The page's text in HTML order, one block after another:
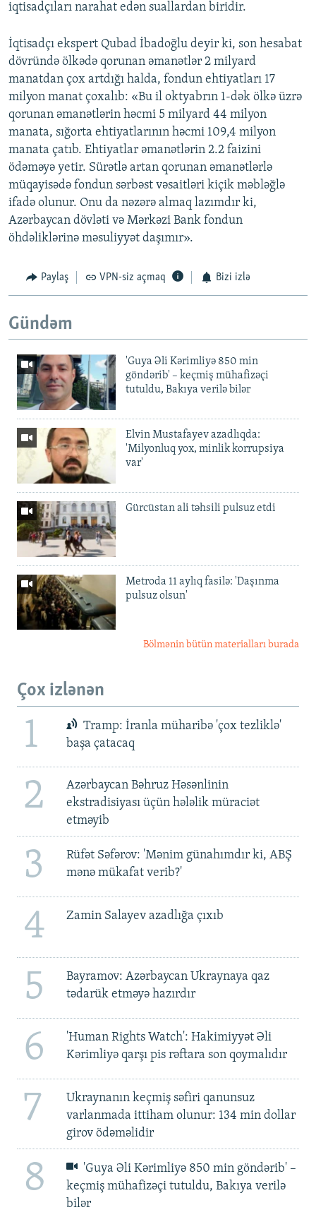
iqtisadçıları narahat edən suallardan biridir.
İqtisadçı ekspert Qubad İbadoğlu deyir ki, son hesabat
dövründə ölkədə qorunan əmanətlər 2 milyard
manatdan çox artdığı halda, fondun ehtiyatları 17
milyon manat çoxalıb: «Bu il oktyabrın 1-dək ölkə üzrə
qorunan əmanətlərin həcmi 5 milyard 44 milyon
manata, sığorta ehtiyatlarının həcmi 109,4 milyon
manata çatıb. Ehtiyatlar əmanətlərin 2.2 faizini
ödəməyə yetir. Sürətlə artan qorunan əmanətlərlə
müqayisədə fondun sərbəst vəsaitləri kiçik məbləğlə
ifadə olunur. Onu da nəzərə almaq lazımdır ki,
Azərbaycan dövləti və Mərkəzi Bank fondun
öhdəliklərinə məsuliyyət daşımır».
Paylaş VPN-siz açmaq Bizi izlə
Gündəm
'Guya Əli Kərimliyə 850 min
göndərib' – keçmiş mühafizəçi
tutuldu, Bakıya verilə bilər
Elvin Mustafayev azadlıqda:
'Milyonluq yox, minlik korrupsiya
var'
Gürcüstan ali təhsili pulsuz etdi
Metroda 11 aylıq fasilə: 'Daşınma
pulsuz olsun'
Bölmənin bütün materialları burada
Çox izlənən
1
Tramp: İranla müharibə 'çox tezliklə'
başa çatacaq
2
Azərbaycan Bəhruz Həsənlinin
ekstradisiyası üçün hələlik müraciət
etməyib
3
Rüfət Səfərov: 'Mənim günahımdır ki, ABŞ
mənə mükafat verib?'
4 Zamin Salayev azadlığa çıxıb
5
Bayramov: Azərbaycan Ukraynaya qaz
tədarük etməyə hazırdır
6
'Human Rights Watch': Hakimiyyət Əli
Kərimliyə qarşı pis rəftara son qoymalıdır
7
Ukraynanın keçmiş səfiri qanunsuz
varlanmada ittiham olunur: 134 min dollar
girov ödəməlidir
8
'Guya Əli Kərimliyə 850 min göndərib' –
keçmiş mühafizəçi tutuldu, Bakıya verilə
bilər